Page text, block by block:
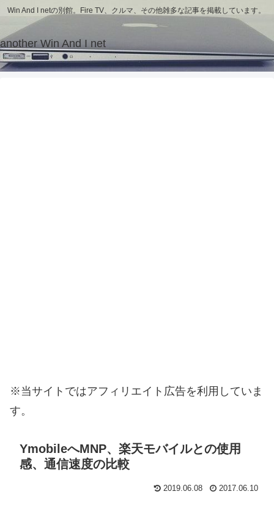
Win And I netの別館。Fire TV、クルマ、その他雑多な記事を掲載しています。
another Win And I net
※当サイトではアフィリエイト広告を利用していま
す。
YmobileへMNP、楽天モバイルとの使用
感、通信速度の比較
2019.06.08 2017.06.10